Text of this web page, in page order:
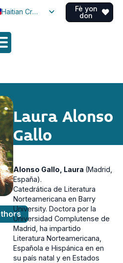
Haitian Creole
Spanish
Fè yon
don
Laura Alonso
Gallo
Alonso Gallo, Laura (Madrid,
España).
Catedrática de Literatura
Norteamericana en Barry
University. Doctora por la
Universidad Complutense de
Madrid, ha impartido
Literatura Norteamericana,
Española e Hispánica en en
su país natal y en Estados